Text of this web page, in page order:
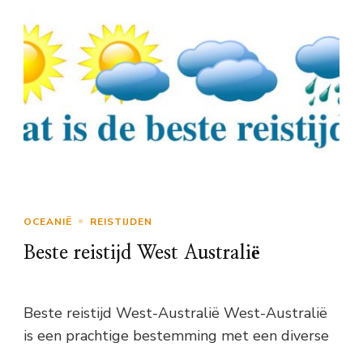
OCEANIË REISTIJDEN
Beste reistijd West Australië
Beste reistijd West-Australië West-Australië
is een prachtige bestemming met een diverse